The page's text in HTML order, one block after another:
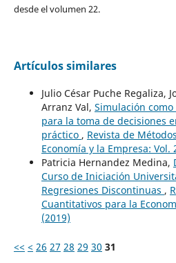
desde el volumen 22.
Artículos similares
Julio César Puche Regaliza,
Arranz Val, Simulación
para la toma de decisiones
práctico , Revista de
Economía y la Empresa: Vol.
Patricia Hernandez Medina,
Curso de Iniciación
Regresiones Discontinuas ,
Cuantitativos para la
(2019)
<< < 26 27 28 29 30 31